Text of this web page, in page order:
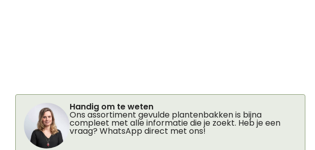
Handig om te weten
Ons assortiment gevulde plantenbakken is bijna
compleet met alle informatie die je zoekt. Heb je een
vraag? WhatsApp direct met ons!